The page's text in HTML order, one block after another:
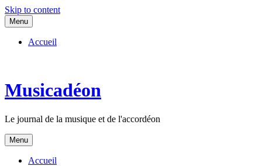
Skip to content
Menu
Accueil
Musicadéon
Le journal de la musique et de l'accordéon
Menu
Accueil